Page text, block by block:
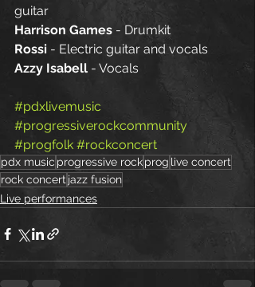
guitar
Harrison Games - Drumkit
Rossi - Electric guitar and vocals
Azzy Isabell - Vocals
#pdxlivemusic
#progressiverockcommunity
#progfolk #rockconcert
pdx music progressive rockprog live concert
rock concert jazz fusion
Live performances